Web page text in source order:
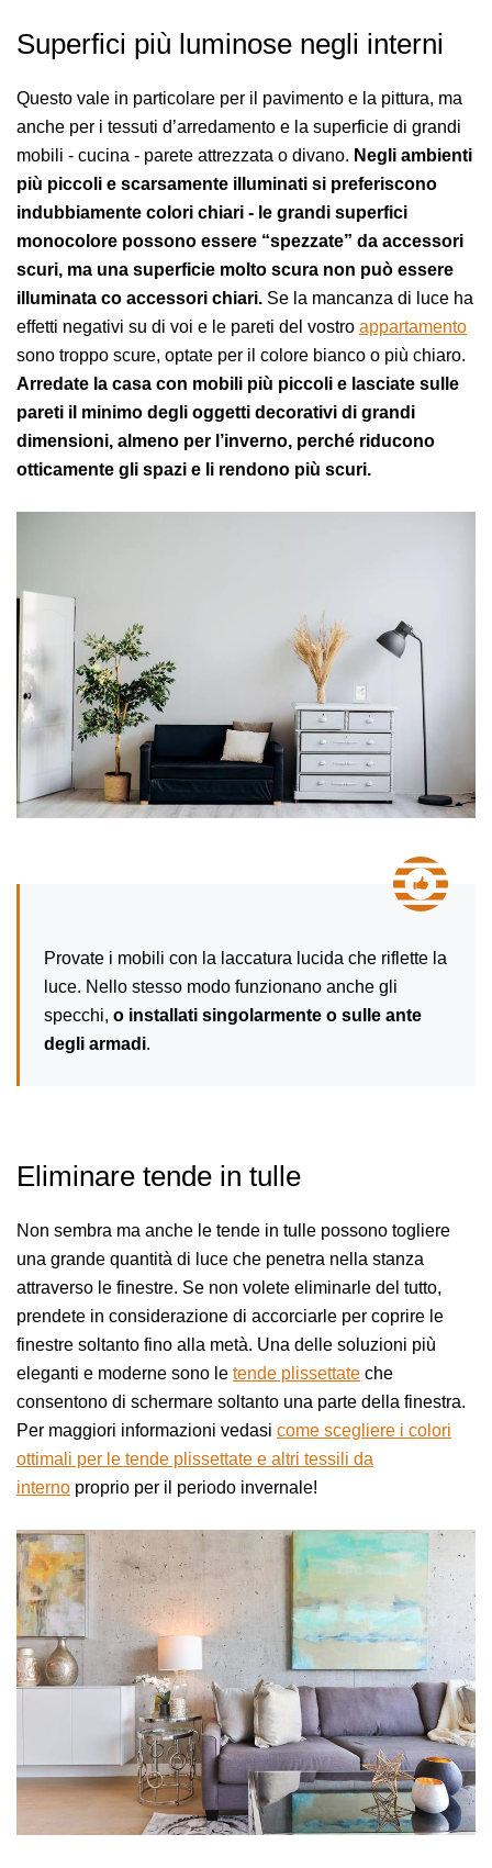
Superfici più luminose negli interni
Questo vale in particolare per il pavimento e la pittura, ma
anche per i tessuti d’arredamento e la superficie di grandi
mobili - cucina - parete attrezzata o divano. Negli ambienti
più piccoli e scarsamente illuminati si preferiscono
indubbiamente colori chiari - le grandi superfici
monocolore possono essere “spezzate” da accessori
scuri, ma una superficie molto scura non può essere
illuminata co accessori chiari. Se la mancanza di luce ha
effetti negativi su di voi e le pareti del vostro appartamento
sono troppo scure, optate per il colore bianco o più chiaro.
Arredate la casa con mobili più piccoli e lasciate sulle
pareti il minimo degli oggetti decorativi di grandi
dimensioni, almeno per l’inverno, perché riducono
otticamente gli spazi e li rendono più scuri.
Provate i mobili con la laccatura lucida che riflette la
luce. Nello stesso modo funzionano anche gli
specchi, o installati singolarmente o sulle ante
degli armadi.
Eliminare tende in tulle
Non sembra ma anche le tende in tulle possono togliere
una grande quantità di luce che penetra nella stanza
attraverso le finestre. Se non volete eliminarle del tutto,
prendete in considerazione di accorciarle per coprire le
finestre soltanto fino alla metà. Una delle soluzioni più
eleganti e moderne sono le tende plissettate che
consentono di schermare soltanto una parte della finestra.
Per maggiori informazioni vedasi come scegliere i colori
ottimali per le tende plissettate e altri tessili da
interno proprio per il periodo invernale!